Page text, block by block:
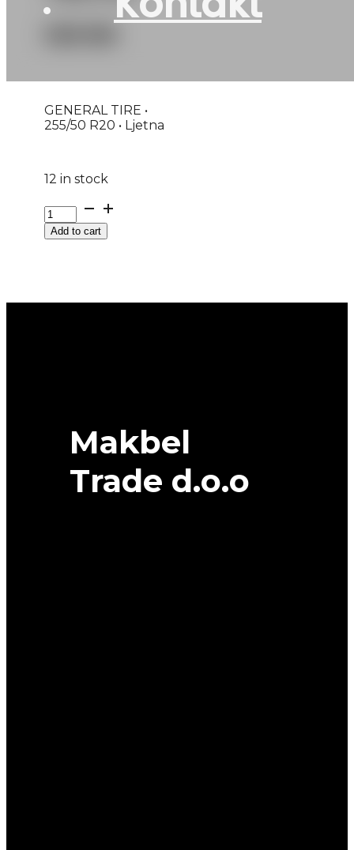
GENERAL TIRE •
255/50 R20 • Ljetna
12 in stock
G255/50R20
109Y
XLAdd to cart
Makbel
Trade d.o.o